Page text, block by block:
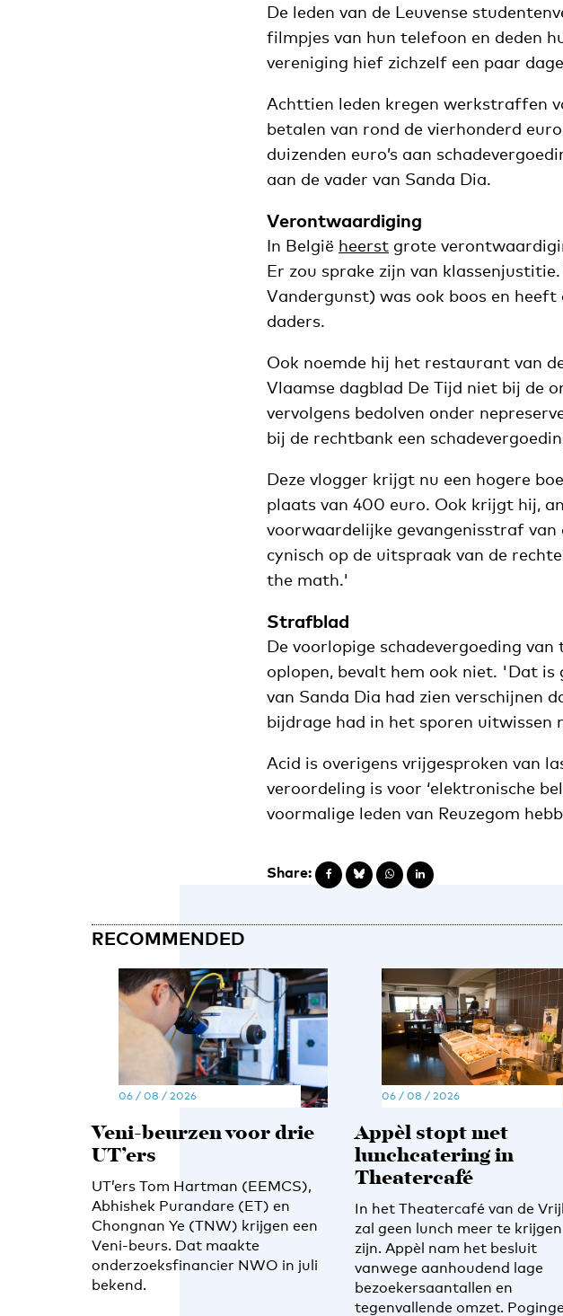
De leden van de Leuvense
filmpjes van hun telefoon en deden
vereniging hief zichzelf een paar
Achttien leden kregen werkstraffen
betalen van rond de vierhonderd
duizenden euro’s aan
aan de vader van Sanda Dia.
Verontwaardiging
In België heerst grote
Er zou sprake zijn van
Vandergunst) was ook boos en heeft
daders.
Ook noemde hij het restaurant van
Vlaamse dagblad De Tijd niet bij de
vervolgens bedolven onder
bij de rechtbank een
Deze vlogger krijgt nu een hogere
plaats van 400 euro. Ook krijgt hij,
voorwaardelijke gevangenisstraf van
cynisch op de uitspraak van de
the math.'
Strafblad
De voorlopige schadevergoeding
oplopen, bevalt hem ook niet. 'Dat
van Sanda Dia had zien verschijnen
bijdrage had in het sporen uitwissen
Acid is overigens vrijgesproken van
veroordeling is voor ‘elektronische
voormalige leden van Reuzegom
Share:
RECOMMENDED
06 / 08 / 2026
Veni-beurzen voor drie
UT’ers
UT’ers Tom Hartman (EEMCS),
Abhishek Purandare (ET) en
Chongnan Ye (TNW) krijgen een
Veni-beurs. Dat maakte
onderzoeksfinancier NWO in juli
bekend.
06 / 08 / 2026
Appèl stopt met
lunchcatering in
Theatercafé
In het Theatercafé van de
zal geen lunch meer te krijgen
zijn. Appèl nam het besluit
vanwege aanhoudend lage
bezoekersaantallen en
tegenvallende omzet.